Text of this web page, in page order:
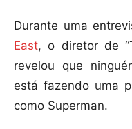
Durante uma
East, o diretor de
revelou que
está fazendo uma
como Superman.